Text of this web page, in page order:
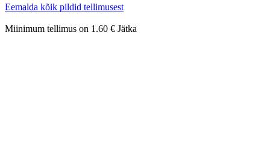
Eemalda kõik pildid tellimusest
Miinimum tellimus on 1.60 € Jätka